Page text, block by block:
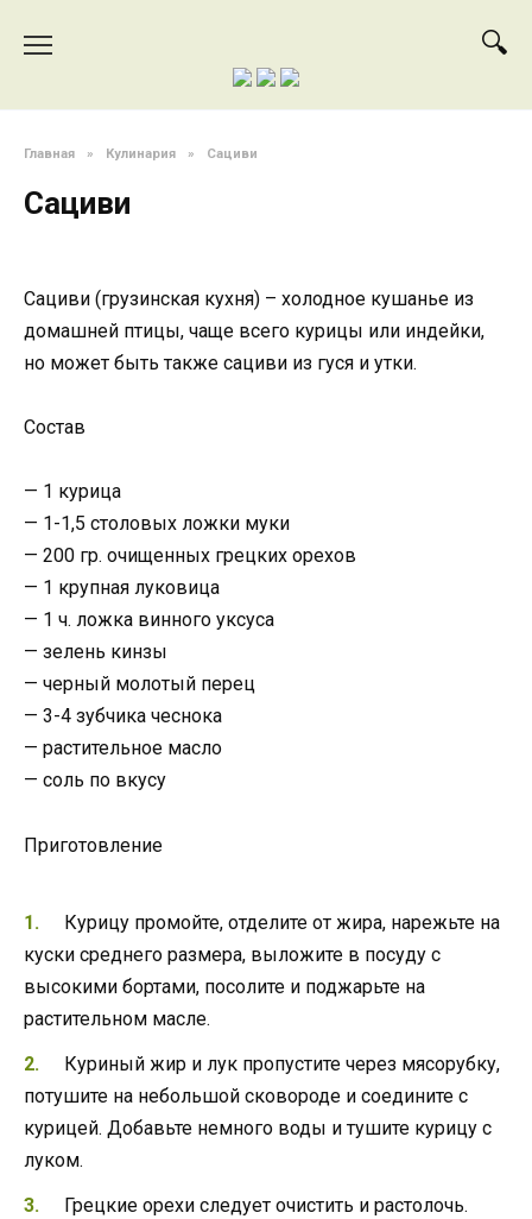
содержанию
Главная » Кулинария » Сациви
Сациви
Сациви (грузинская кухня) – холодное кушанье из
домашней птицы, чаще всего курицы или индейки,
но может быть также сациви из гуся и утки.
Состав
— 1 курица
— 1-1,5 столовых ложки муки
— 200 гр. очищенных грецких орехов
— 1 крупная луковица
— 1 ч. ложка винного уксуса
— зелень кинзы
— черный молотый перец
— 3-4 зубчика чеснока
— растительное масло
— соль по вкусу
Приготовление
Курицу промойте, отделите от жира, нарежьте на
куски среднего размера, выложите в посуду с
высокими бортами, посолите и поджарьте на
растительном масле.
Куриный жир и лук пропустите через мясорубку,
потушите на небольшой сковороде и соедините с
курицей. Добавьте немного воды и тушите курицу с
луком.
Грецкие орехи следует очистить и растолочь.